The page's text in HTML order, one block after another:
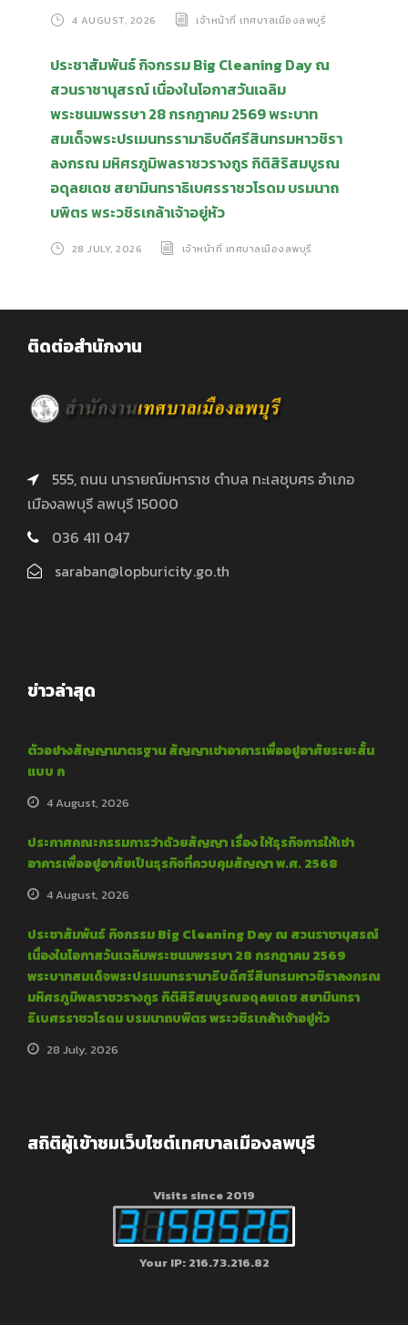
4 AUGUST, 2026 เจ้าหน้าที่ เทศบาลเมืองลพบุรี
ประชาสัมพันธ์ กิจกรรม Big Cleaning Day ณ
สวนราชานุสรณ์ เนื่องในโอกาสวันเฉลิม
พระชนมพรรษา 28 กรกฎาคม 2569 พระบาท
สมเด็จพระปรเมนทรรามาธิบดีศรีสินทรมหาวชิรา
ลงกรณ มหิศรภูมิพลราชวรางกูร กิติสิริสมบูรณ
อดุลยเดช สยามินทราธิเบศรราชวโรดม บรมนาถ
บพิตร พระวชิรเกล้าเจ้าอยู่หัว
28 JULY, 2026 เจ้าหน้าที่ เทศบาลเมืองลพบุรี
ติดต่อสำนักงาน
555, ถนน นารายณ์มหาราช ตำบล ทะเลชุบศร อำเภอ
เมืองลพบุรี ลพบุรี 15000
036 411 047
saraban@lopburicity.go.th
ข่าวล่าสุด
ตัวอย่างสัญญามาตรฐาน สัญญาเช่าอาคารเพื่ออยู่อาศัยระยะสั้น
แบบ ก
4 August, 2026
ประกาศคณะกรรมการว่าด้วยสัญญา เรื่อง ให้ธุรกิจการให้เช่า
อาคารเพื่ออยู่อาศัยเป็นธุรกิจที่ควบคุมสัญญา พ.ศ. 2568
4 August, 2026
ประชาสัมพันธ์ กิจกรรม Big Cleaning Day ณ สวนราชานุสรณ์
เนื่องในโอกาสวันเฉลิมพระชนมพรรษา 28 กรกฎาคม 2569
พระบาทสมเด็จพระปรเมนทรรามาธิบดีศรีสินทรมหาวชิราลงกรณ
มหิศรภูมิพลราชวรางกูร กิติสิริสมบูรณอดุลยเดช สยามินทรา
ธิเบศรราชวโรดม บรมนาถบพิตร พระวชิรเกล้าเจ้าอยู่หัว
28 July, 2026
สถิติผู้เข้าชมเว็บไซต์เทศบาลเมืองลพบุรี
Visits since 2019
Your IP: 216.73.216.82